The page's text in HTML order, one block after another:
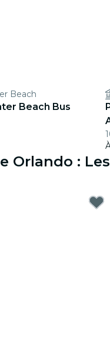
Beach
Beach Bus
Orlando :